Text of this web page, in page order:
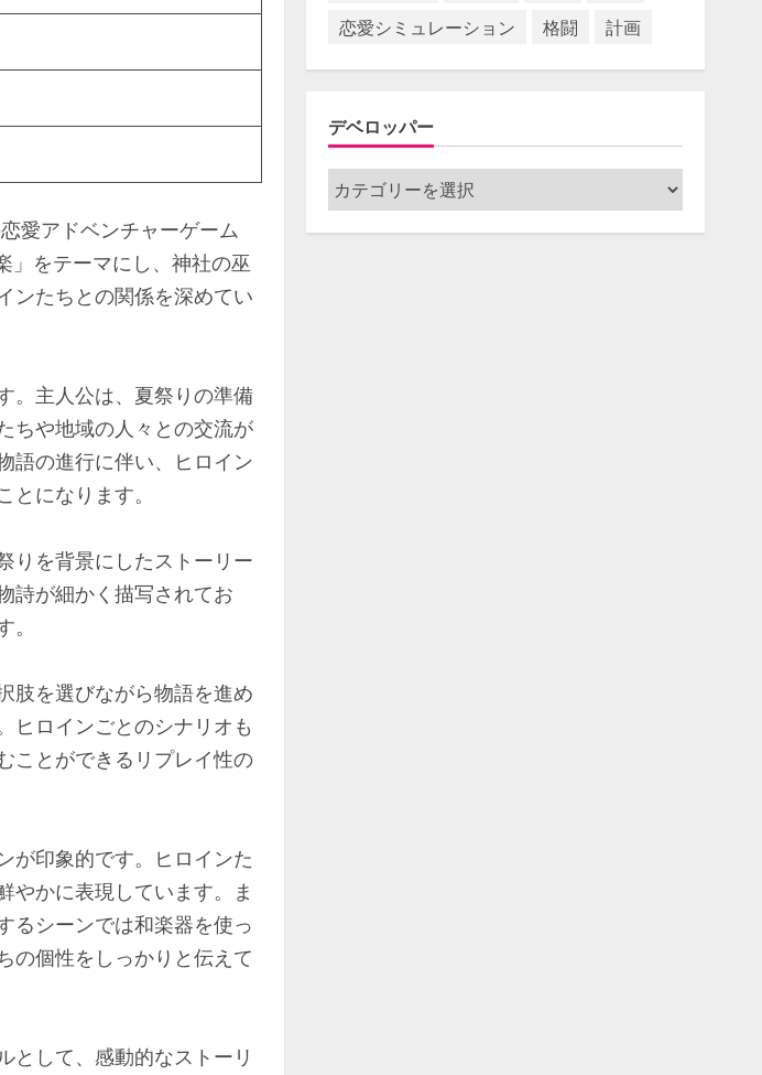
愛アドベンチャーゲーム
」をテーマにし、神社の巫
ンたちとの関係を深めてい
。主人公は、夏祭りの準備
ちや地域の人々との交流が
語の進行に伴い、ヒロイン
になります。
りを背景にしたストーリー
詩が細かく描写されてお
肢を選びながら物語を進め
ヒロインごとのシナリオも
ことができるリプレイ性の
が印象的です。ヒロインた
やかに表現しています。ま
るシーンでは和楽器を使っ
の個性をしっかりと伝えて
として、感動的なストーリ
恋愛シミュレーション
格闘 計画
デベロッパー
デ
ベ